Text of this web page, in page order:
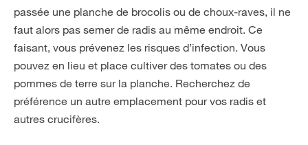
passée une planche de brocolis ou de choux-raves, il ne
faut alors pas semer de radis au même endroit. Ce
faisant, vous prévenez les risques d’infection. Vous
pouvez en lieu et place cultiver des tomates ou des
pommes de terre sur la planche. Recherchez de
préférence un autre emplacement pour vos radis et
autres crucifères.